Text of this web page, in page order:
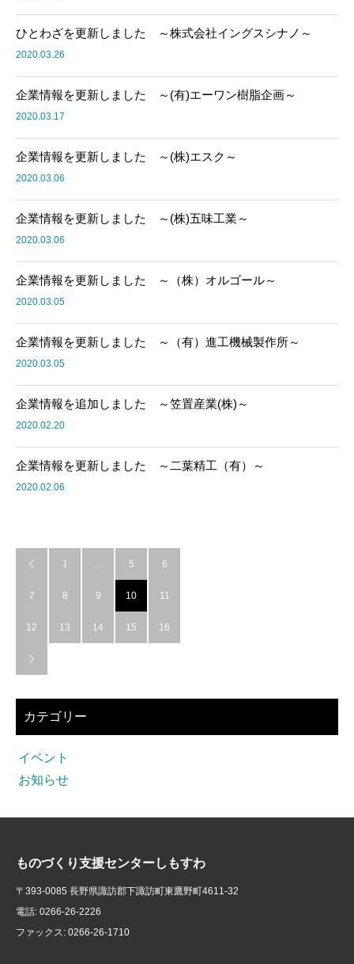
ひとわざを更新しました ～株式会社イングスシナノ～
2020.03.26
企業情報を更新しました ～(有)エーワン樹脂企画～
2020.03.17
企業情報を更新しました ～(株)エスク～
2020.03.06
企業情報を更新しました ～(株)五味工業～
2020.03.06
企業情報を更新しました ～（株）オルゴール～
2020.03.05
企業情報を更新しました ～（有）進工機械製作所～
2020.03.05
企業情報を追加しました ～笠置産業(株)～
2020.02.20
企業情報を更新しました ～二葉精工（有）～
2020.02.06
 1 … 5 6
7 8 9 10 11
12 13 14 15 16

カテゴリー
イベント
お知らせ
ものづくり支援センターしもすわ
〒393-0085 長野県諏訪郡下諏訪町東鷹野町4611-32
電話: 0266-26-2226
ファックス: 0266-26-1710